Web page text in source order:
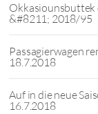
Okkasiounsbuttek
&#8211; 2018/95
Passagierwagen
18.7.2018
Auf in die neue
16.7.2018